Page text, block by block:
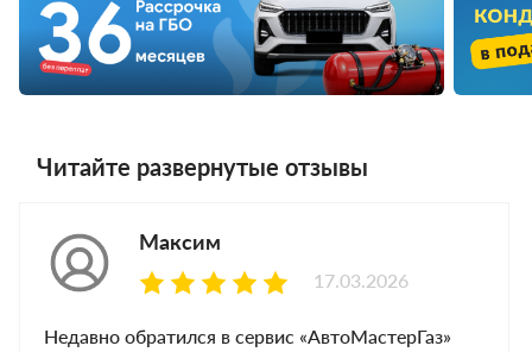
Читайте развернутые отзывы
Максим
Недавно обратился в сервис «АвтоМастерГаз»
17.03.2026